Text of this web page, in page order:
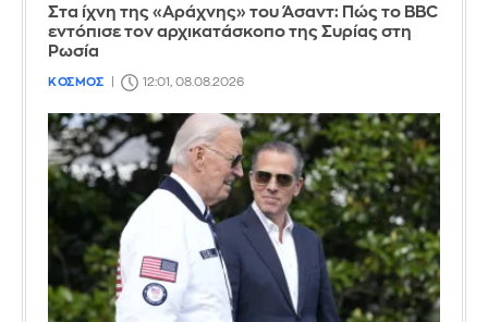
Στα ίχνη της «Αράχνης» του Άσαντ: Πώς το BBC
εντόπισε τον αρχικατάσκοπο της Συρίας στη
Ρωσία
ΚΟΣΜΟΣ 12:01, 08.08.2026